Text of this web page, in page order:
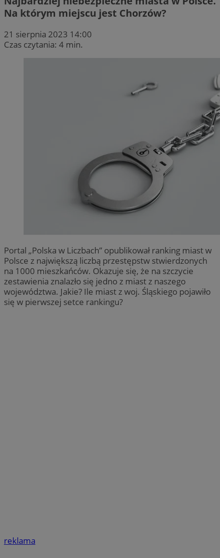
Na którym miejscu jest Chorzów?
21 sierpnia 2023 14:00
Czas czytania: 4 min.
Portal „Polska w Liczbach” opublikował ranking miast w
Polsce z największą liczbą przestępstw stwierdzonych
na 1000 mieszkańców. Okazuje się, że na szczycie
zestawienia znalazło się jedno z miast z naszego
województwa. Jakie? Ile miast z woj. Śląskiego pojawiło
się w pierwszej setce rankingu?
reklama